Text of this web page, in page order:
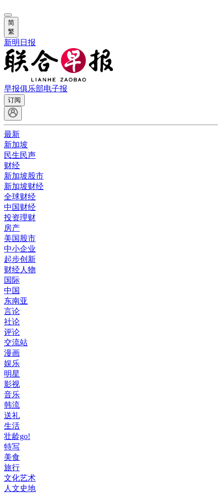
简
繁
新明日报
早报俱乐部电子报
订阅
最新
新加坡
民生民声
财经
新加坡股市
新加坡财经
全球财经
中国财经
投资理财
房产
美国股市
中小企业
起步创新
财经人物
国际
中国
东南亚
言论
社论
评论
交流站
漫画
娱乐
明星
影视
音乐
韩流
送礼
生活
壮龄go!
特写
美食
旅行
文化艺术
人文史地